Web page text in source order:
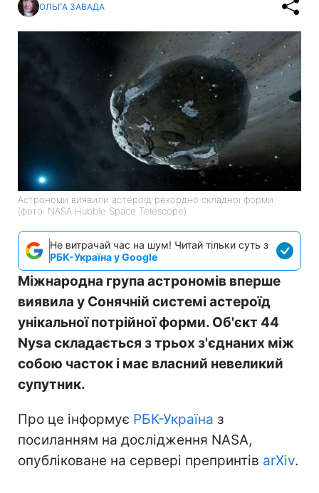
ОЛЬГА ЗАВАДА
Астрономи виявили астероїд рекордно складної форми
(фото: NASA Hubble Space Telescope)
Не витрачай час на шум! Читай тільки суть з
РБК-Україна у Google
Міжнародна група астрономів вперше
виявила у Сонячній системі астероїд
унікальної потрійної форми. Об'єкт 44
Nysa складається з трьох з'єднаних між
собою часток і має власний невеликий
супутник.
Про це інформує РБК-Україна з
посиланням на дослідження NASA,
опубліковане на сервері препринтів arXiv.